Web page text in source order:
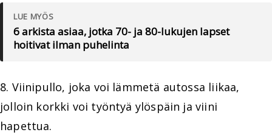
LUE MYÖS
6 arkista asiaa, jotka 70- ja 80-lukujen lapset
hoitivat ilman puhelinta
8. Viinipullo, joka voi lämmetä autossa liikaa,
jolloin korkki voi työntyä ylöspäin ja viini
hapettua.